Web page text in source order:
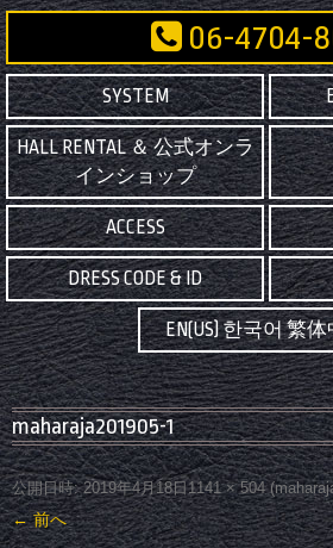
06-4704-
SYSTEM
HALL RENTAL ＆ 公式オンラ
インショップ
ACCESS
DRESS CODE & ID
EN(US) 한국어 繁
maharaja201905-1
公開日時: 2019年4月18日1141 × 504(
← 前へ